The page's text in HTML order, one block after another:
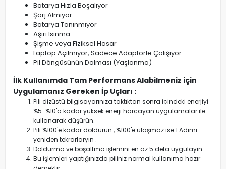
Batarya Hızla Boşalıyor
Şarj Almıyor
Batarya Tanınmıyor
Aşırı Isınma
Şişme veya Fiziksel Hasar
Laptop Açılmıyor, Sadece Adaptörle Çalışıyor
Pil Döngüsünün Dolması (Yaşlanma)
İlk Kullanımda Tam Performans Alabilmeniz için
Uygulamanız Gereken İp Uçları :
Pili dizüstü bilgisayarınıza taktıktan sonra içindeki enerjiyi
%5-%10'a kadar yüksek enerji harcayan uygulamalar ile
kullanarak düşürün.
Pili %100'e kadar doldurun , %100'e ulaşmaz ise 1.Adımı
yeniden tekrarlaryın .
Doldurma ve boşaltma işlemini en az 5 defa uygulayın.
Bu işlemleri yaptığınızda piliniz normal kullanıma hazır